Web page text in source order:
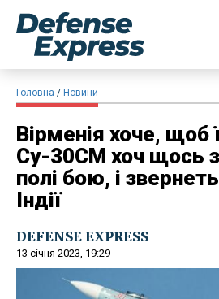
Головна Новини
Вірменія хоче, щоб
Су-30СМ хоч щось
полі бою, і
Індії
DEFENSE EXPRESS
13 січня 2023, 19:29